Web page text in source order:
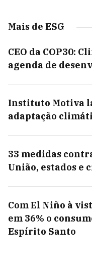
Mais de ESG
CEO da COP30:
agenda de
Instituto Motiva
adaptação
33 medidas
União, estados e
Com El Niño à
em 36% o
Espírito Santo